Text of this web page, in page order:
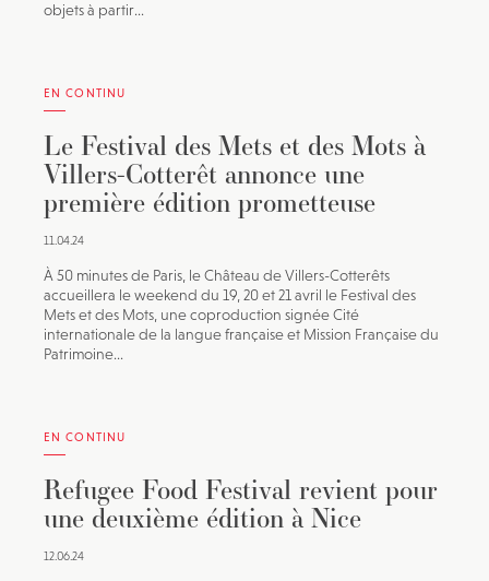
objets à partir...
EN CONTINU
Le Festival des Mets et des Mots à
Villers-Cotterêt annonce une
première édition prometteuse
11.04.24
À 50 minutes de Paris, le Château de Villers-Cotterêts
accueillera le weekend du 19, 20 et 21 avril le Festival des
Mets et des Mots, une coproduction signée Cité
internationale de la langue française et Mission Française du
Patrimoine...
EN CONTINU
Refugee Food Festival revient pour
une deuxième édition à Nice
12.06.24